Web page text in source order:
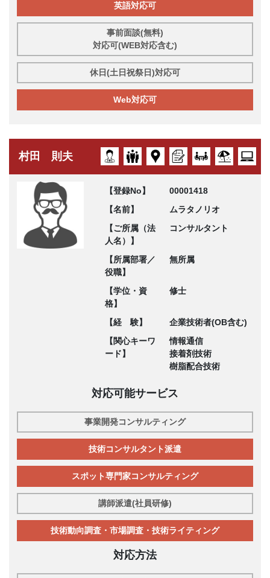
英語対応可
事前面談(無料)
対応可(WEB対応含む)
休日(土日祝祭日)対応可
Web対応可
村田 則夫
【登録No】
00001418
【名前】
ムラタノリオ
【ご所属（法
人名）】
コンサルタント
【所属部署／
役職】
無所属
【学位・資
格】
修士
【経 験】
企業技術者(OB含む)
【関心キーワ
ード】
情報通信
接着剤技術
樹脂配合技術
対応可能サービス
事業開発コンサルティング
技術コンサルタント派遣
スポット専門家コンサルティング
講師派遣(社員研修)
技術動向調査・市場調査・技術ライティング
対応方法